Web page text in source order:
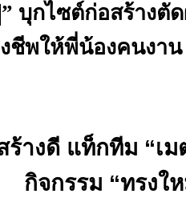
บุกไซต์ก่อสร้างตั
ชีพให้พี่น้องคนงาน
ร้างดี แท็กทีม “เ
กิจกรรม “ทรงใ